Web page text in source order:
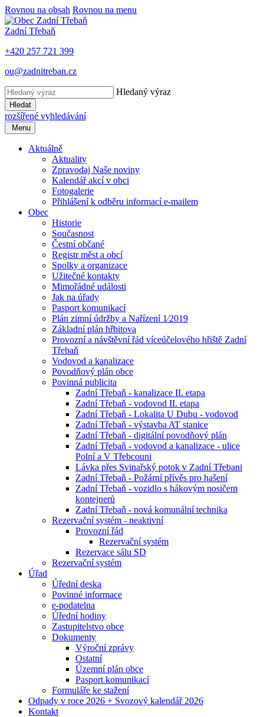
Rovnou na obsah Rovnou na menu
Zadní Třebaň
+420 257 721 399
ou@zadnitreban.cz
Hledaný výraz
Hledat
rozšířené vyhledávání
Menu
Aktuálně
Aktuality
Zpravodaj Naše noviny
Kalendář akcí v obci
Fotogalerie
Přihlášení k odběru informací e-mailem
Obec
Historie
Současnost
Čestní občané
Registr měst a obcí
Spolky a organizace
Užitečné kontakty
Mimořádné události
Jak na úřady
Pasport komunikací
Plán zimní údržby a Nařízení 1⁄2019
Základní plán hřbitova
Provozní a návštěvní řád víceúčelového hřiště Zadní
Třebaň
Vodovod a kanalizace
Povodňový plán obce
Povinná publicita
Zadní Třebaň - kanalizace II. etapa
Zadní Třebaň - vodovod II. etapa
Zadní Třebaň - Lokalita U Dubu - vodovod
Zadní Třebaň - výstavba AT stanice
Zadní Třebaň - digitální povodňový plán
Zadní Třebaň - vodovod a kanalizace - ulice
Polní a V Třebcouni
Lávka přes Svinařský potok v Zadní Třebani
Zadní Třebaň - Požární přívěs pro hašení
Zadní Třebaň - vozidlo s hákovým nosičem
kontejnerů
Zadní Třebaň - nová komunální technika
Rezervační systém - neaktivní
Provozní řád
Rezervační systém
Rezervace sálu SD
Rezervační systém
Úřad
Úřední deska
Povinné informace
e-podatelna
Úřední hodiny
Zastupitelstvo obce
Dokumenty
Výroční zprávy
Ostatní
Územní plán obce
Pasport komunikací
Formuláře ke stažení
Odpady v roce 2026 + Svozový kalendář 2026
Kontakt